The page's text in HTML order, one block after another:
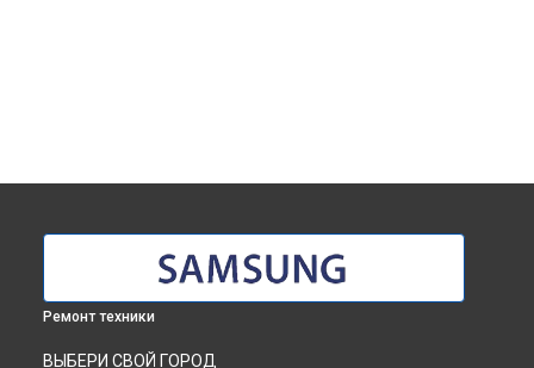
Ремонт техники
ВЫБЕРИ СВОЙ ГОРОД